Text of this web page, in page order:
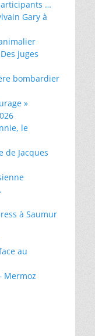
…
Gary à
juges
bombardier
»
le
de Jacques
à Saumur
au
Mermoz